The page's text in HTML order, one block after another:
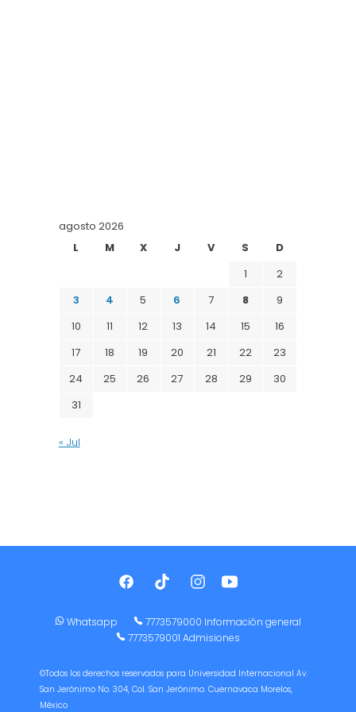
agosto 2026
L
M X J V S
D
1
2
3
4 5 6 7 8
9
10
11 12 13 14 15
16
17
18 19 20 21 22
23
24
25 26 27 28 29
30
31
« Jul
Whatsapp
7773579000 Información general
7773579001 Admisiones
©Todos los derechos reservados para Universidad Internacional Av.
San Jerónimo No. 304, Col. San Jerónimo. Cuernavaca Morelos,
México